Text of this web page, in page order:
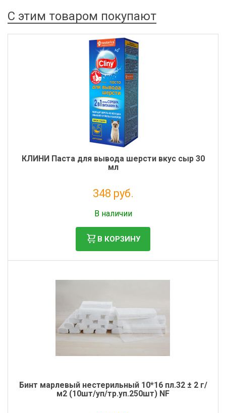
С этим товаром покупают
КЛИНИ Паста для вывода шерсти вкус сыр 30
мл
348 руб.
В наличии
В КОРЗИНУ
Бинт марлевый нестерильный 10*16 пл.32 ± 2 г/
м2 (10шт/уп/тр.уп.250шт) NF